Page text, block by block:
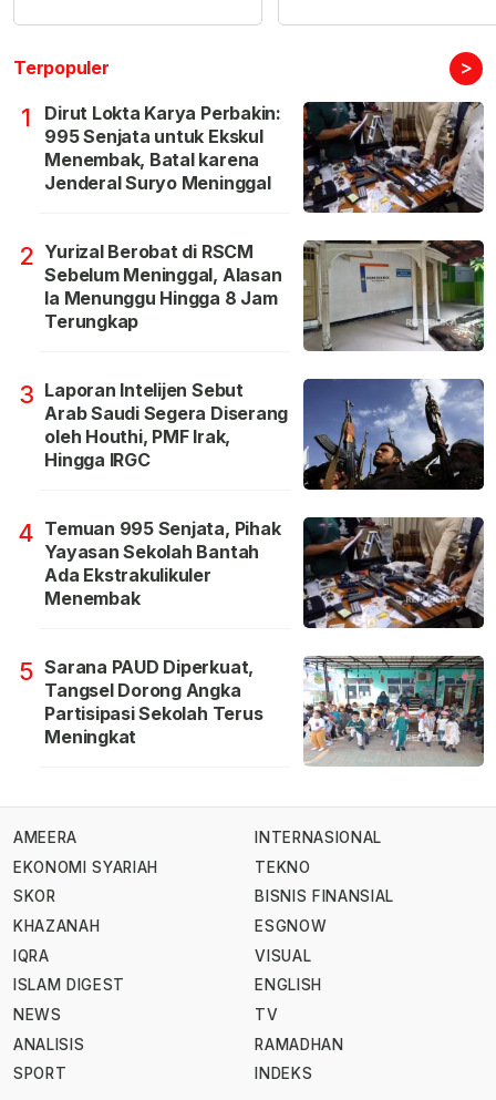
Terpopuler >
1
Dirut Lokta Karya Perbakin:
995 Senjata untuk Ekskul
Menembak, Batal karena
Jenderal Suryo Meninggal
2 Yurizal Berobat di RSCM
Sebelum Meninggal, Alasan
Ia Menunggu Hingga 8 Jam
Terungkap
3 Laporan Intelijen Sebut
Arab Saudi Segera Diserang
oleh Houthi, PMF Irak,
Hingga IRGC
4 Temuan 995 Senjata, Pihak
Yayasan Sekolah Bantah
Ada Ekstrakulikuler
Menembak
5 Sarana PAUD Diperkuat,
Tangsel Dorong Angka
Partisipasi Sekolah Terus
Meningkat
AMEERA
EKONOMI SYARIAH
SKOR
KHAZANAH
IQRA
ISLAM DIGEST
NEWS
ANALISIS
SPORT
INTERNASIONAL
TEKNO
BISNIS FINANSIAL
ESGNOW
VISUAL
ENGLISH
TV
RAMADHAN
INDEKS